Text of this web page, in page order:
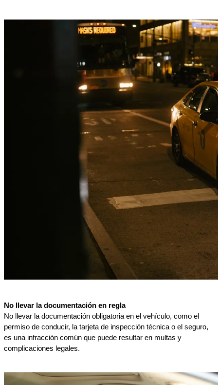
No llevar la documentación en regla
No llevar la documentación obligatoria en el vehículo, como el
permiso de conducir, la tarjeta de inspección técnica o el seguro,
es una infracción común que puede resultar en multas y
complicaciones legales.